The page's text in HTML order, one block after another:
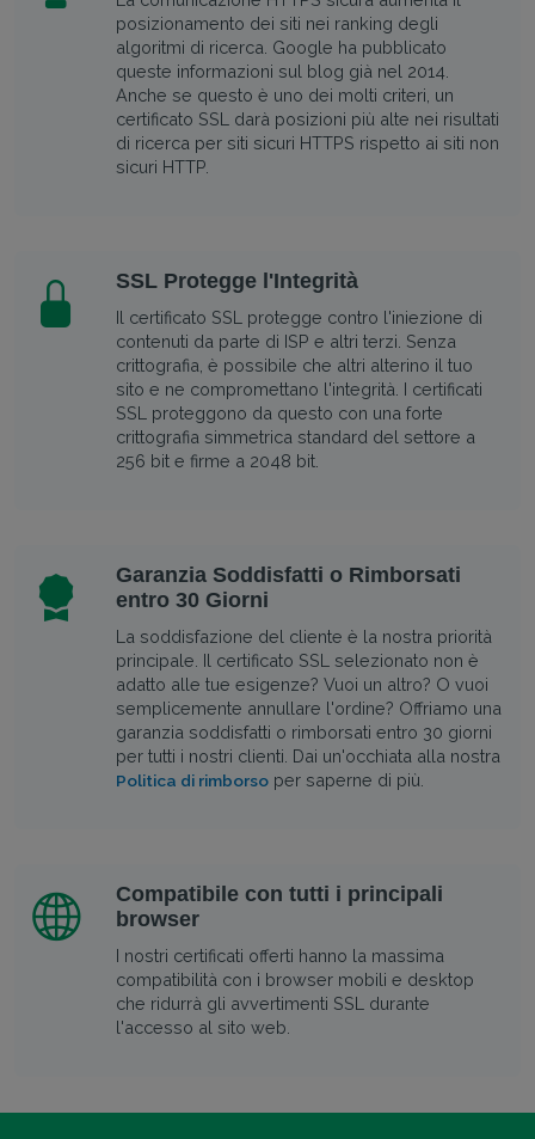
posizionamento dei siti nei ranking degli
algoritmi di ricerca. Google ha pubblicato
queste informazioni sul blog già nel 2014.
Anche se questo è uno dei molti criteri, un
certificato SSL darà posizioni più alte nei risultati
di ricerca per siti sicuri HTTPS rispetto ai siti non
sicuri HTTP.
SSL Protegge l'Integrità
Il certificato SSL protegge contro l'iniezione di
contenuti da parte di ISP e altri terzi. Senza
crittografia, è possibile che altri alterino il tuo
sito e ne compromettano l'integrità. I certificati
SSL proteggono da questo con una forte
crittografia simmetrica standard del settore a
256 bit e firme a 2048 bit.
Garanzia Soddisfatti o Rimborsati
entro 30 Giorni
La soddisfazione del cliente è la nostra priorità
principale. Il certificato SSL selezionato non è
adatto alle tue esigenze? Vuoi un altro? O vuoi
semplicemente annullare l'ordine? Offriamo una
garanzia soddisfatti o rimborsati entro 30 giorni
per tutti i nostri clienti. Dai un'occhiata alla nostra
Politica di rimborso per saperne di più.
Compatibile con tutti i principali
browser
I nostri certificati offerti hanno la massima
compatibilità con i browser mobili e desktop
che ridurrà gli avvertimenti SSL durante
l'accesso al sito web.